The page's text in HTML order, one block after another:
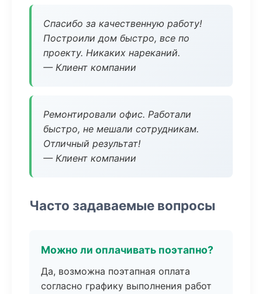
Спасибо за качественную работу!
Построили дом быстро, все по
проекту. Никаких нареканий.
— Клиент компании
Ремонтировали офис. Работали
быстро, не мешали сотрудникам.
Отличный результат!
— Клиент компании
Часто задаваемые вопросы
Можно ли оплачивать поэтапно?
Да, возможна поэтапная оплата
согласно графику выполнения работ